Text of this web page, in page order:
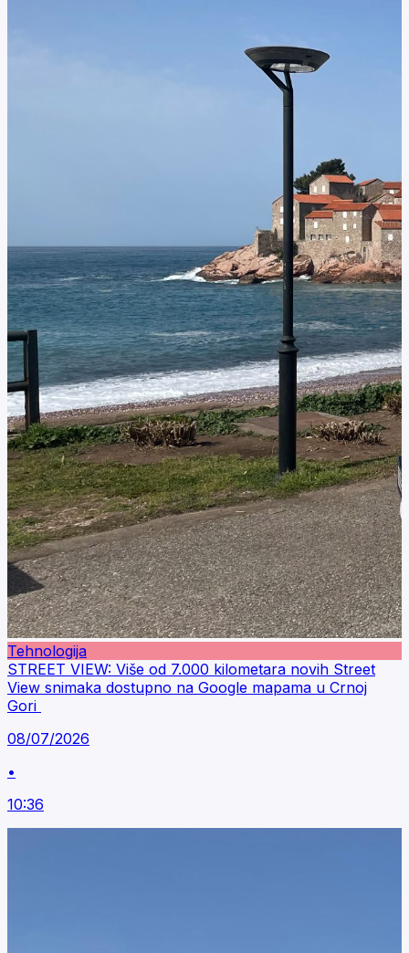
Tehnologija
STREET VIEW: Više od 7.000 kilometara novih Street
View snimaka dostupno na Google mapama u Crnoj
Gori
08/07/2026
•
10:36